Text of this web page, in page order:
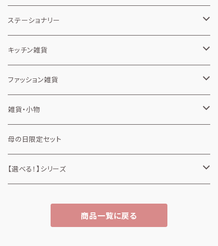
半袖Tシャツ
長袖・ロンT
ステーショナリー
ノート
消しゴム
キッチン雑貨
カップスリーブ
弁当箱
タンブラー
ファッション雑貨
タオル
ミニタオル
風呂敷
トートバッグ
雑貨・小物
缶・ケース
アルミスクリュー缶
ミラー
母の日限定セット
【選べる！】シリーズ
商品一覧に戻る